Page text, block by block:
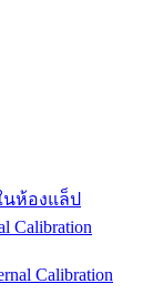
นห้องแล็ป
Calibration
Calibration